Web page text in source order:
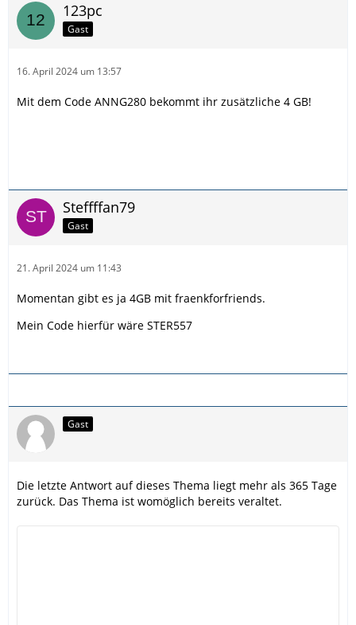
123pc
Gast
16. April 2024 um 13:57
Mit dem Code ANNG280 bekommt ihr zusätzliche 4 GB!
Steffffan79
Gast
21. April 2024 um 11:43
Momentan gibt es ja 4GB mit fraenkforfriends.
Mein Code hierfür wäre STER557
Gast
Die letzte Antwort auf dieses Thema liegt mehr als 365 Tage
zurück. Das Thema ist womöglich bereits veraltet.